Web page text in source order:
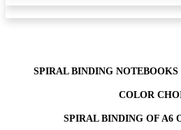
SPIRAL BINDING
COLOR
SPIRAL BINDING OF A6